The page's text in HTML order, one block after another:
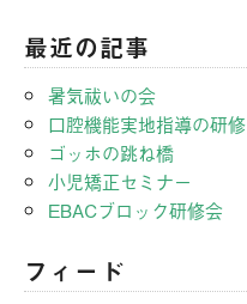
最近の記事
暑気祓いの会
口腔機能実地指導の研修
ゴッホの跳ね橋
小児矯正セミナー
EBACブロック研修会
フィード